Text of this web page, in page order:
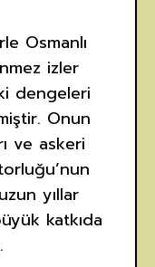
Osmanlı
izler
dengeleri
Onun
ve askeri
yıllar
katkıda